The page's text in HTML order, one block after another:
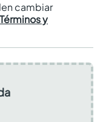
cambiar
y